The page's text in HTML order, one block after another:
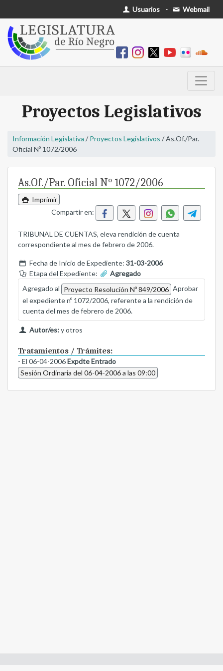
Usuarios - Webmail
Proyectos Legislativos
Información Legislativa / Proyectos Legislativos / As.Of./Par.
Oficial Nº 1072/2006
As.Of./Par. Oficial Nº 1072/2006
Imprimir
Compartir en:
TRIBUNAL DE CUENTAS, eleva rendición de cuenta
correspondiente al mes de febrero de 2006.
Fecha de Inicio de Expediente: 31-03-2006
Etapa del Expediente:
Agregado
Agregado al Proyecto Resolución Nº 849/2006 Aprobar
el expediente nº 1072/2006, referente a la rendición de
cuenta del mes de febrero de 2006.
Autor/es:y otros
Tratamientos / Trámites:
- El 06-04-2006Expdte Entrado
Sesión Ordinaria del 06-04-2006 a las 09:00